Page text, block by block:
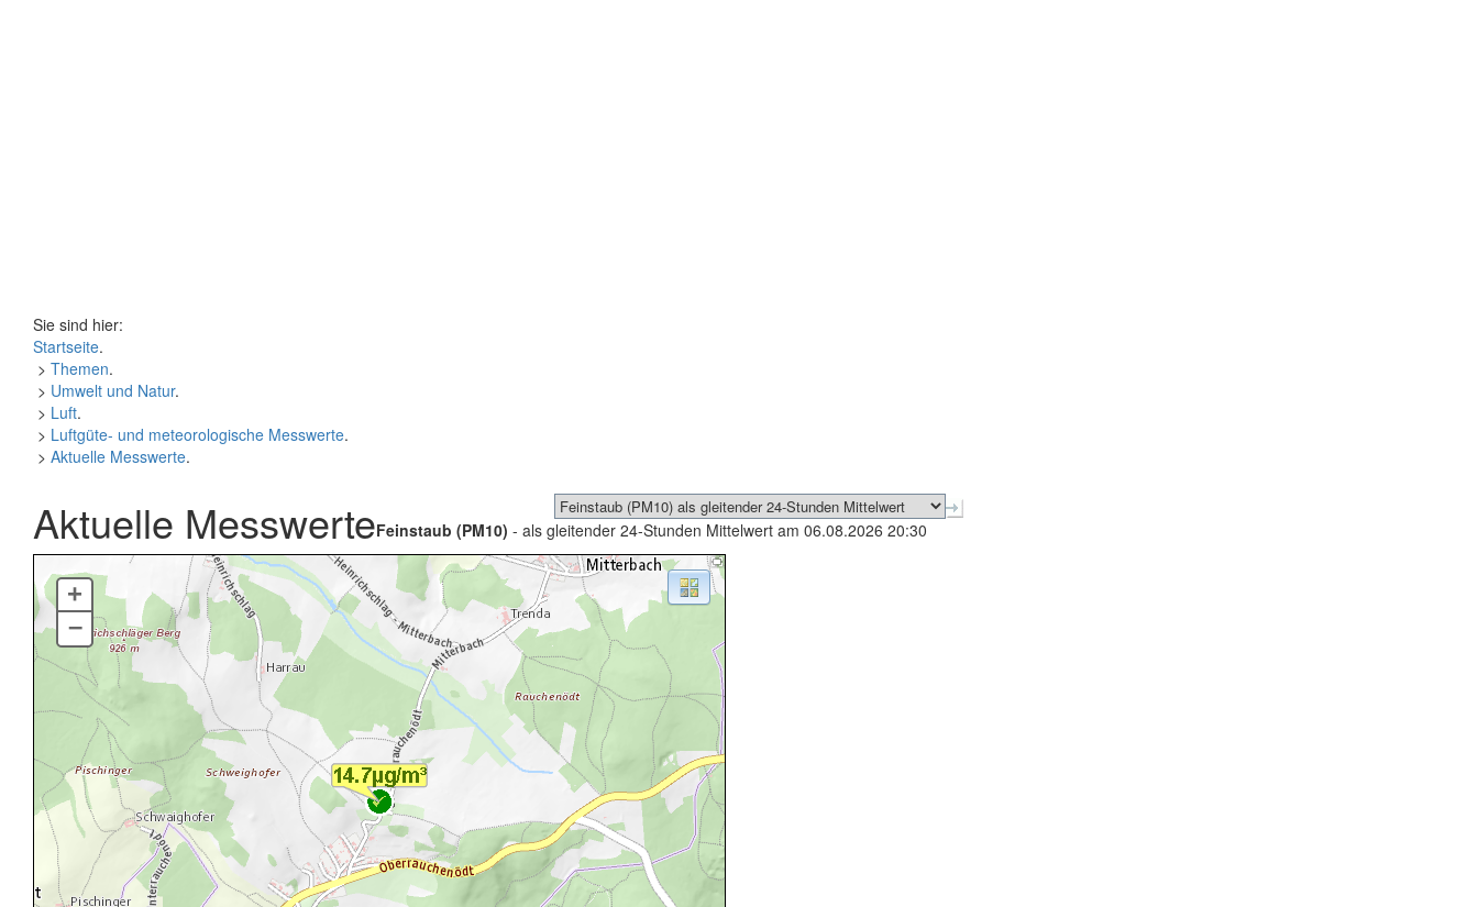
Sie sind hier:
Startseite.
> Themen.
> Umwelt und Natur.
> Luft.
> Luftgüte- und meteorologische Messwerte.
> Aktuelle Messwerte.
Aktuelle MesswerteFeinstaub (PM10) - als gleitender 24-Stunden Mittelwert am 06.08.2026 20:30
+
–